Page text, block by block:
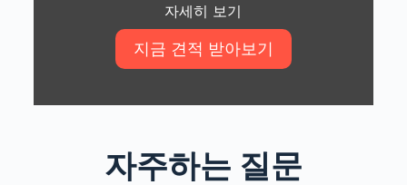
자세히 보기
자주하는 질문